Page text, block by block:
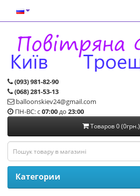
(093) 981-82-90
(068) 281-53-13
balloonskiev24@gmail.com
ПН-ВС: с07:00до 23:00
Товаров 0 (0грн.)
Категории